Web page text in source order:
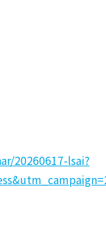
20260617-lsai?